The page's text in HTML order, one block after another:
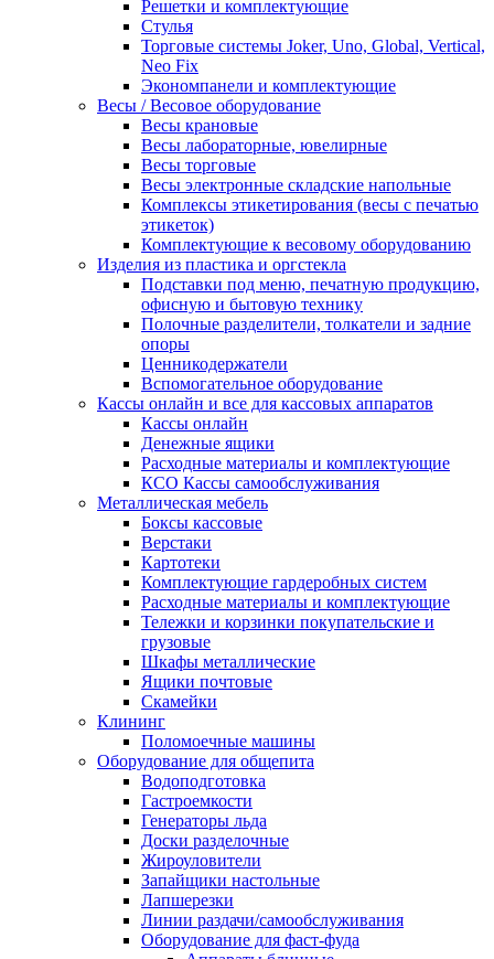
Решетки и комплектующие
Стулья
Торговые системы Joker, Uno, Global, Vertical,
Neo Fix
Экономпанели и комплектующие
Весы / Весовое оборудование
Весы крановые
Весы лабораторные, ювелирные
Весы торговые
Весы электронные складские напольные
Комплексы этикетирования (весы с печатью
этикеток)
Комплектующие к весовому оборудованию
Изделия из пластика и оргстекла
Подставки под меню, печатную продукцию,
офисную и бытовую технику
Полочные разделители, толкатели и задние
опоры
Ценникодержатели
Вспомогательное оборудование
Кассы онлайн и все для кассовых аппаратов
Кассы онлайн
Денежные ящики
Расходные материалы и комплектующие
КСО Кассы самообслуживания
Металлическая мебель
Боксы кассовые
Верстаки
Картотеки
Комплектующие гардеробных систем
Расходные материалы и комплектующие
Тележки и корзинки покупательские и
грузовые
Шкафы металлические
Ящики почтовые
Скамейки
Клининг
Поломоечные машины
Оборудование для общепита
Водоподготовка
Гастроемкости
Генераторы льда
Доски разделочные
Жироуловители
Запайщики настольные
Лапшерезки
Линии раздачи/самообслуживания
Оборудование для фаст-фуда